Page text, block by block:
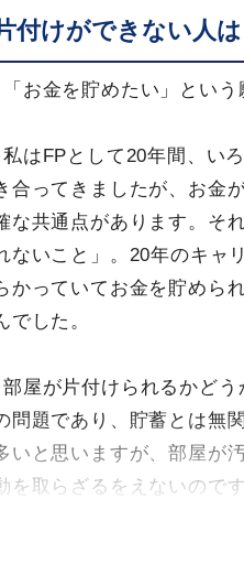
付けができない人
「お金を貯めたい」とい
私はFPとして20年間、い
合ってきましたが、お金
な共通点があります。そ
ないこと」。20年のキャ
かっていてお金を貯めら
でした。
部屋が片付けられるかどう
問題であり、貯蓄とは無
いと思いますが、部屋が
を取らざるをえないのです